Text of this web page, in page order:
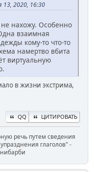
2020, 16:30
не нахожу. Особенно
взаимная
кому-то что-то
намертво вбита
виртуальную
в жизни экстрима,
QQ ЦИТИРОВАТЬ
речь путем сведения
глаголов" -